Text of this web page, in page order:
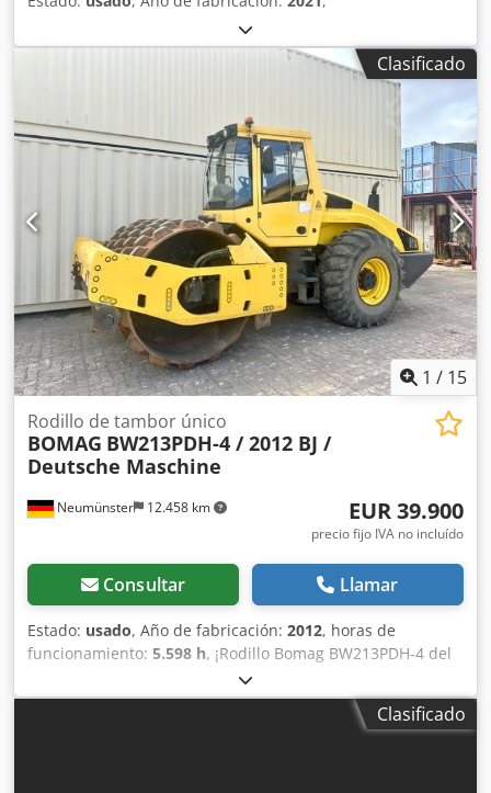
información y nuestras condiciones generales en nuestro
sitio web... Vendemos nuestros productos con lasClasificado
1 / 15
Neumünster 12.458 km
Rodillo de tambor único
BOMAG BW213PDH-4 / 2012 BJ /
Deutsche Maschine
EUR 39.900
precio fijo IVA no incluído
Consultar Llamar
Estado: usado, Año de fabricación: 2012, horas de
funcionamiento: 5.598 h, ¡Rodillo Bomag BW213PDH-4 del
año 2012 con solo 5.598 horas de trabajo! ----* Fabricante:
Bomag * Modelo: BW213PDH-4 * Año: 2012 * Horas de uso
registradas: aprox. 5.598 * Peso operativo: 13.100 KG * Aire
Clasificado